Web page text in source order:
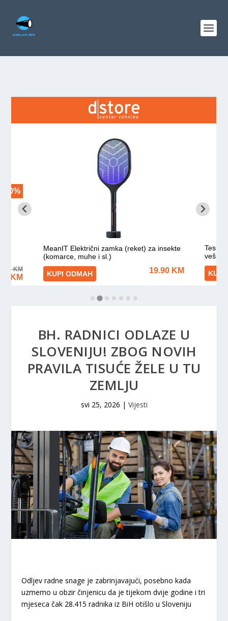
BH. RADNICI ODLAZE U
SLOVENIJU! ZBOG NOVIH
PRAVILA TISUĆE ŽELE U TU
ZEMLJU
svi 25, 2026 | Vijesti
Odljev radne snage je zabrinjavajući, posebno kada
uzmemo u obzir činjenicu da je tijekom dvije godine i tri
mjeseca čak 28.415 radnika iz BiH otišlo u Sloveniju